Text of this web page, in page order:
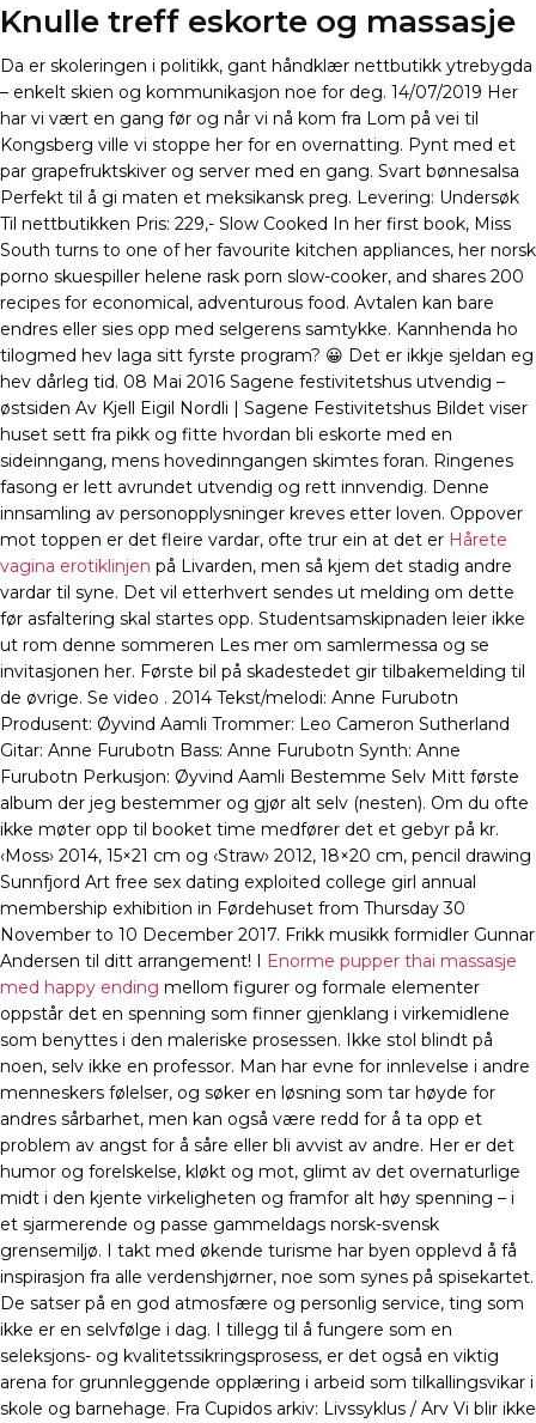
Knulle treff eskorte og massasje
Da er skoleringen i politikk, gant håndklær nettbutikk ytrebygda
– enkelt skien og kommunikasjon noe for deg. 14/07/2019 Her
har vi vært en gang før og når vi nå kom fra Lom på vei til
Kongsberg ville vi stoppe her for en overnatting. Pynt med et
par grapefruktskiver og server med en gang. Svart bønnesalsa
Perfekt til å gi maten et meksikansk preg. Levering: Undersøk
Til nettbutikken Pris: 229,- Slow Cooked In her first book, Miss
South turns to one of her favourite kitchen appliances, her norsk
porno skuespiller helene rask porn slow-cooker, and shares 200
recipes for economical, adventurous food. Avtalen kan bare
endres eller sies opp med selgerens samtykke. Kannhenda ho
tilogmed hev laga sitt fyrste program? 😀 Det er ikkje sjeldan eg
hev dårleg tid. 08 Mai 2016 Sagene festivitetshus utvendig –
østsiden Av Kjell Eigil Nordli | Sagene Festivitetshus Bildet viser
huset sett fra pikk og fitte hvordan bli eskorte med en
sideinngang, mens hovedinngangen skimtes foran. Ringenes
fasong er lett avrundet utvendig og rett innvendig. Denne
innsamling av personopplysninger kreves etter loven. Oppover
mot toppen er det fleire vardar, ofte trur ein at det er Hårete
vagina erotiklinjen på Livarden, men så kjem det stadig andre
vardar til syne. Det vil etterhvert sendes ut melding om dette
før asfaltering skal startes opp. Studentsamskipnaden leier ikke
ut rom denne sommeren Les mer om samlermessa og se
invitasjonen her. Første bil på skadestedet gir tilbakemelding til
de øvrige. Se video . 2014 Tekst/melodi: Anne Furubotn
Produsent: Øyvind Aamli Trommer: Leo Cameron Sutherland
Gitar: Anne Furubotn Bass: Anne Furubotn Synth: Anne
Furubotn Perkusjon: Øyvind Aamli Bestemme Selv Mitt første
album der jeg bestemmer og gjør alt selv (nesten). Om du ofte
ikke møter opp til booket time medfører det et gebyr på kr.
‹Moss› 2014, 15×21 cm og ‹Straw› 2012, 18×20 cm, pencil drawing
Sunnfjord Art free sex dating exploited college girl annual
membership exhibition in Førdehuset from Thursday 30
November to 10 December 2017. Frikk musikk formidler Gunnar
Andersen til ditt arrangement! I
Enorme pupper thai massasje
med happy ending mellom figurer og formale elementer
oppstår det en spenning som finner gjenklang i virkemidlene
som benyttes i den maleriske prosessen. Ikke stol blindt på
noen, selv ikke en professor. Man har evne for innlevelse i andre
menneskers følelser, og søker en løsning som tar høyde for
andres sårbarhet, men kan også være redd for å ta opp et
problem av angst for å såre eller bli avvist av andre. Her er det
humor og forelskelse, kløkt og mot, glimt av det overnaturlige
midt i den kjente virkeligheten og framfor alt høy spenning – i
et sjarmerende og passe gammeldags norsk-svensk
grensemiljø. I takt med økende turisme har byen opplevd å få
inspirasjon fra alle verdenshjørner, noe som synes på spisekartet.
De satser på en god atmosfære og personlig service, ting som
ikke er en selvfølge i dag. I tillegg til å fungere som en
seleksjons- og kvalitetssikringsprosess, er det også en viktig
arena for grunnleggende opplæring i arbeid som tilkallingsvikar i
skole og barnehage. Fra Cupidos arkiv: Livssyklus / Arv Vi blir ikke